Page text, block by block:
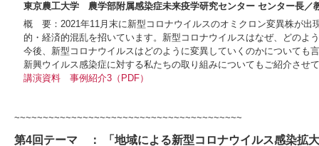
東京農工大学 農学部附属感染症未来疫学研究センター センター長
概 要：2021年11月末に新型コロナウイルスのオミクロン変異株が出
的・経済的混乱を招いています。新型コロナウイルスはなぜ、どのよ
今後、新型コロナウイルスはどのように変異していくのかについても
新興ウイルス感染症に対する私たちの取り組みについてもご紹介させ
講演資料 事例紹介3（PDF）
~~~~~~~~~~~~~~~~~~~~~~~~~~~~~~~~~~~~~~~~
第4回テーマ ： 「地域による新型コロナウイルス感染拡